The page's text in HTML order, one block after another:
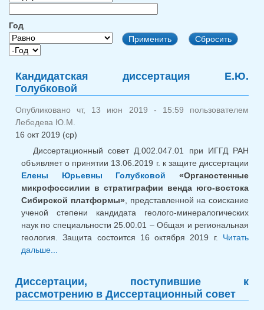
Год
Год
Год
Кандидатская диссертация Е.Ю.
Голубковой
Опубликовано чт, 13 июн 2019 - 15:59 пользователем
Лебедева Ю.М.
16 окт 2019 (ср)
Диссертационный совет Д.002.047.01 при ИГГД РАН
объявляет о принятии 13.06.2019 г. к защите диссертации
Елены Юрьевны Голубковой «Органостенные
микрофоссилии в стратиграфии венда юго-востока
Сибирской платформы» , представленной на соискание
ученой степени кандидата геолого-минералогических
наук по специальности 25.00.01 – Общая и региональная
геология. Защита состоится 16 октября 2019 г. Читать
дальше...
Диссертации, поступившие к
рассмотрению в Диссертационный совет